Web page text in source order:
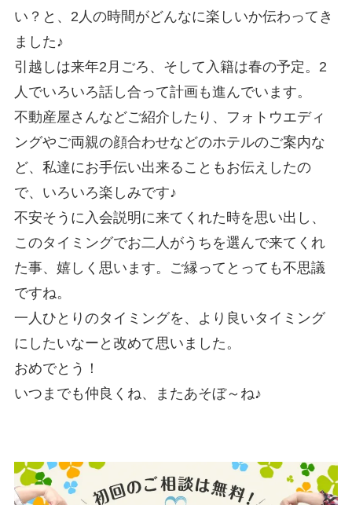
い？と、2人の時間がどんなに楽しいか伝わってき
ました♪
引越しは来年2月ごろ、そして入籍は春の予定。2
人でいろいろ話し合って計画も進んでいます。
不動産屋さんなどご紹介したり、フォトウエディ
ングやご両親の顔合わせなどのホテルのご案内な
ど、私達にお手伝い出来ることもお伝えしたの
で、いろいろ楽しみです♪
不安そうに入会説明に来てくれた時を思い出し、
このタイミングでお二人がうちを選んで来てくれ
た事、嬉しく思います。ご縁ってとっても不思議
ですね。
一人ひとりのタイミングを、より良いタイミング
にしたいなーと改めて思いました。
おめでとう！
いつまでも仲良くね、またあそぼ～ね♪